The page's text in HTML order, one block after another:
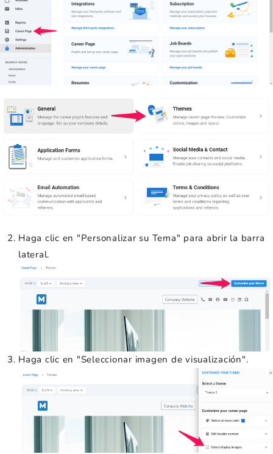
Haga clic en "Personalizar su Tema" para abrir la barra
lateral.
Haga clic en "Seleccionar imagen de visualización".